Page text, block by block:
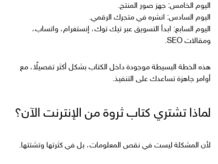
اليوم الخامس: جهز صور المنتج.
اليوم السادس: انشره في متجرك الرقمي.
اليوم السابع: ابدأ التسويق عبر تيك توك، إنستغرام، واتساب،
ومقالات SEO.
هذه الخطة البسيطة موجودة داخل الكتاب بشكل أكثر تفصيلًا، مع
أوامر جاهزة تساعدك على التنفيذ.
لماذا تشتري كتاب ثروة من الإنترنت الآن؟
لأن المشكلة ليست في نقص المعلومات، بل في كثرتها وتشتتها.